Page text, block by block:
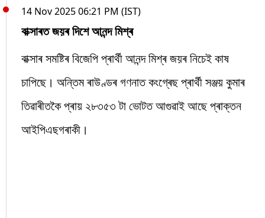
14 Nov 2025 06:21 PM (IST)
বাক্সাৰত জয়ৰ দিশে আনন্দ মিশ্ৰ
বাক্সাৰ সমষ্টিৰ বিজেপি প্ৰাৰ্থী আনন্দ মিশ্ৰ জয়ৰ নিচেই কাষ
চাপিছে। অন্তিম ৰাউণ্ডৰ গণনাত কংগ্ৰেছ প্ৰাৰ্থী সঞ্জয় কুমাৰ
তিৱাৰীতকৈ প্ৰায় ২৮৩৫৩ টা ভোটত আগুৱাই আছে প্ৰাক্তন
আইপিএছগৰাকী।